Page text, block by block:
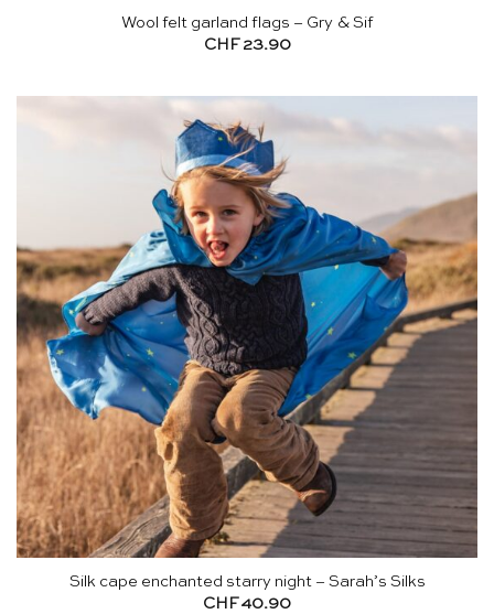
Wool felt garland flags – Gry & Sif
CHF23.90
Silk cape enchanted starry night – Sarah’s Silks
CHF40.90